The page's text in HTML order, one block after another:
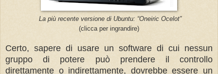
La più recente versione di Ubuntu: “Oneiric Ocelot”
(clicca per ingrandire)
Certo, sapere di usare un software di cui nessun
gruppo di potere può prendere il controllo
direttamente o indirettamente, dovrebbe essere un